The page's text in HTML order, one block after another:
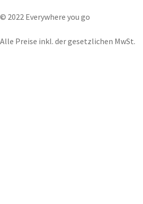
© 2022 Everywhere you go
Alle Preise inkl. der gesetzlichen MwSt.